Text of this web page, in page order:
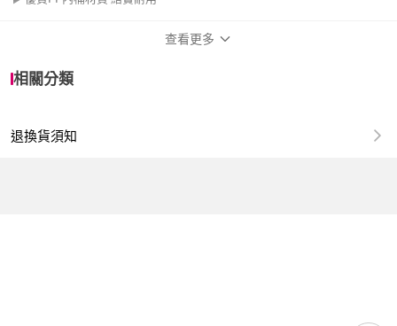
查看更多
相關分類
退換貨須知